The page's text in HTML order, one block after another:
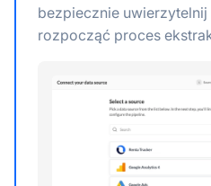
bezpiecznie
rozpocząć proces